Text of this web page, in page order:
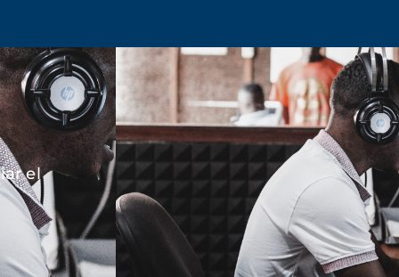
Imagen
el